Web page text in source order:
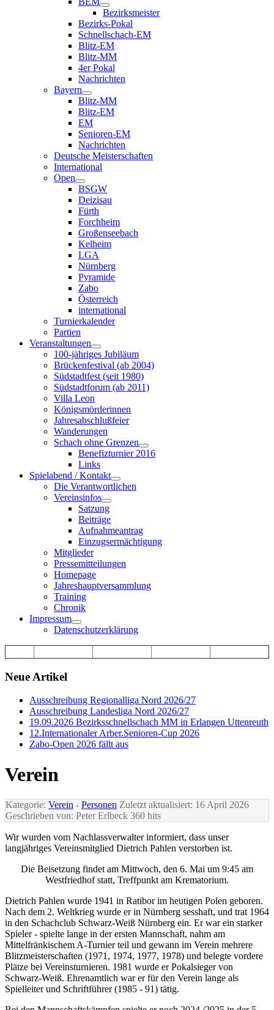
Bezirksmeister
Bezirks-Pokal
Schnellschach-EM
Blitz-EM
Blitz-MM
4er Pokal
Nachrichten
Bayern
Blitz-MM
Blitz-EM
EM
Senioren-EM
Nachrichten
Deutsche Meisterschaften
International
Open
BSGW
Deizisau
Fürth
Forchheim
Großenseebach
Kelheim
LGA
Nürnberg
Pyramide
Zabo
Österreich
international
Turnierkalender
Partien
Veranstaltungen
100-jähriges Jubiläum
Brückenfestival (ab 2004)
Südstadtfest (seit 1980)
Südstadtforum (ab 2011)
Villa Leon
Königsmörderinnen
Jahresabschlußfeier
Wanderungen
Schach ohne Grenzen
Benefizturnier 2016
Links
Spielabend / Kontakt
Die Verantwortlichen
Vereinsinfos
Satzung
Beiträge
Aufnahmeantrag
Einzugsermächtigung
Mitglieder
Pressemitteilungen
Homepage
Jahreshauptversammlung
Training
Chronik
Impressum
Datenschutzerklärung
Neue Artikel
Ausschreibung Regionalliga Nord 2026/27
Ausschreibung Landesliga Nord 2026/27
19.09.2026 Bezirksschnellschach MM in Erlangen Uttenreuth
12.Internationaler Arber.Senioren-Cup 2026
Zabo-Open 2026 fällt aus
Verein
Kategorie: Verein - Personen Zuletzt aktualisiert: 16 April 2026
Geschrieben von: Peter Erlbeck 360 hits
Wir wurden vom Nachlassverwalter informiert, dass unser
langjähriges Vereinsmitglied Dietrich Pahlen verstorben ist.
Die Beisetzung findet am Mittwoch, den 6. Mai um 9:45 am
Westfriedhof statt, Treffpunkt am Krematorium.
Dietrich Pahlen wurde 1941 in Ratibor im heutigen Polen geboren.
Nach dem 2. Weltkrieg wurde er in Nürnberg sesshaft, und trat 1964
in den Schachclub Schwarz-Weiß Nürnberg ein. Er war ein starker
Spieler - spielte lange in der ersten Mannschaft, nahm am
Mittelfränkischem A-Turnier teil und gewann im Verein mehrere
Blitzmeisterschaften (1971, 1974, 1977, 1978) und belegte vordere
Plätze bei Vereinsturnieren. 1981 wurde er Pokalsieger von
Schwarz-Weiß. Ehrenamtlich war er für den Verein lange als
Spielleiter und Schriftführer (1985 - 91) tätig.